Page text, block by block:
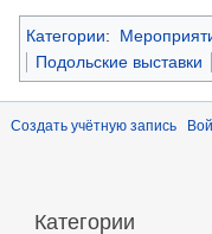
Категории:
Подольские выставки
Создать учётную запись
Категории